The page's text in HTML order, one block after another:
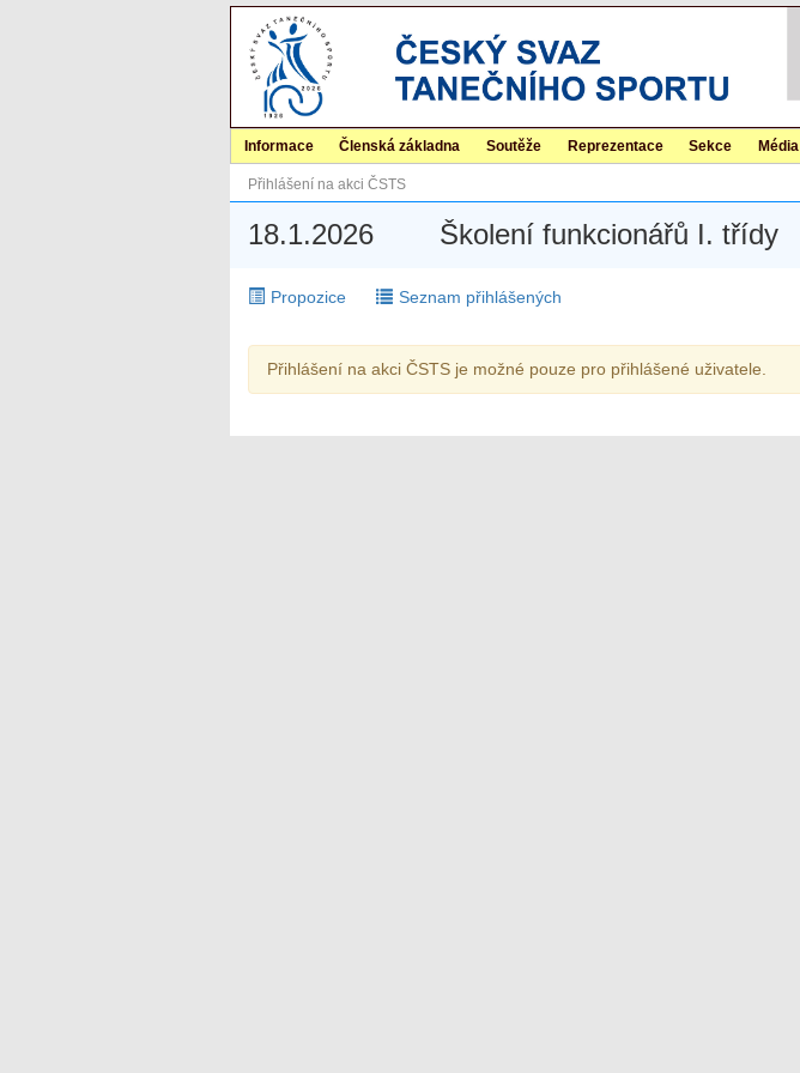
Informace Členská základna Soutěže Reprezentace Sekce Média
Přihlášení na akci ČSTS
18.1.2026 Školení funkcionářů I. třídy
Propozice Seznam přihlášených
Přihlášení na akci ČSTS je možné pouze pro přihlášené uživatele.